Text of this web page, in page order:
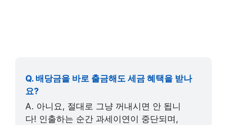
Q. 배당금을 바로 출금해도 세금 혜택을 받나
요?
A. 아니요, 절대로 그냥 꺼내시면 안 됩니
다! 인출하는 순간 과세이연이 중단되며,